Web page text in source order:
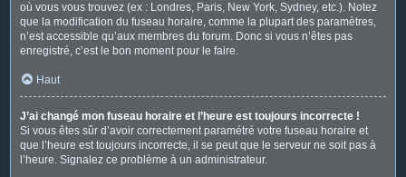
où vous vous trouvez (ex : Londres, Paris, New York, Sydney, etc.). Notez
que la modification du fuseau horaire, comme la plupart des paramètres,
n’est accessible qu’aux membres du forum. Donc si vous n’êtes pas
enregistré, c’est le bon moment pour le faire.
Haut
J’ai changé mon fuseau horaire et l’heure est toujours incorrecte !
Si vous êtes sûr d’avoir correctement paramétré votre fuseau horaire et
que l’heure est toujours incorrecte, il se peut que le serveur ne soit pas à
l’heure. Signalez ce problème à un administrateur.